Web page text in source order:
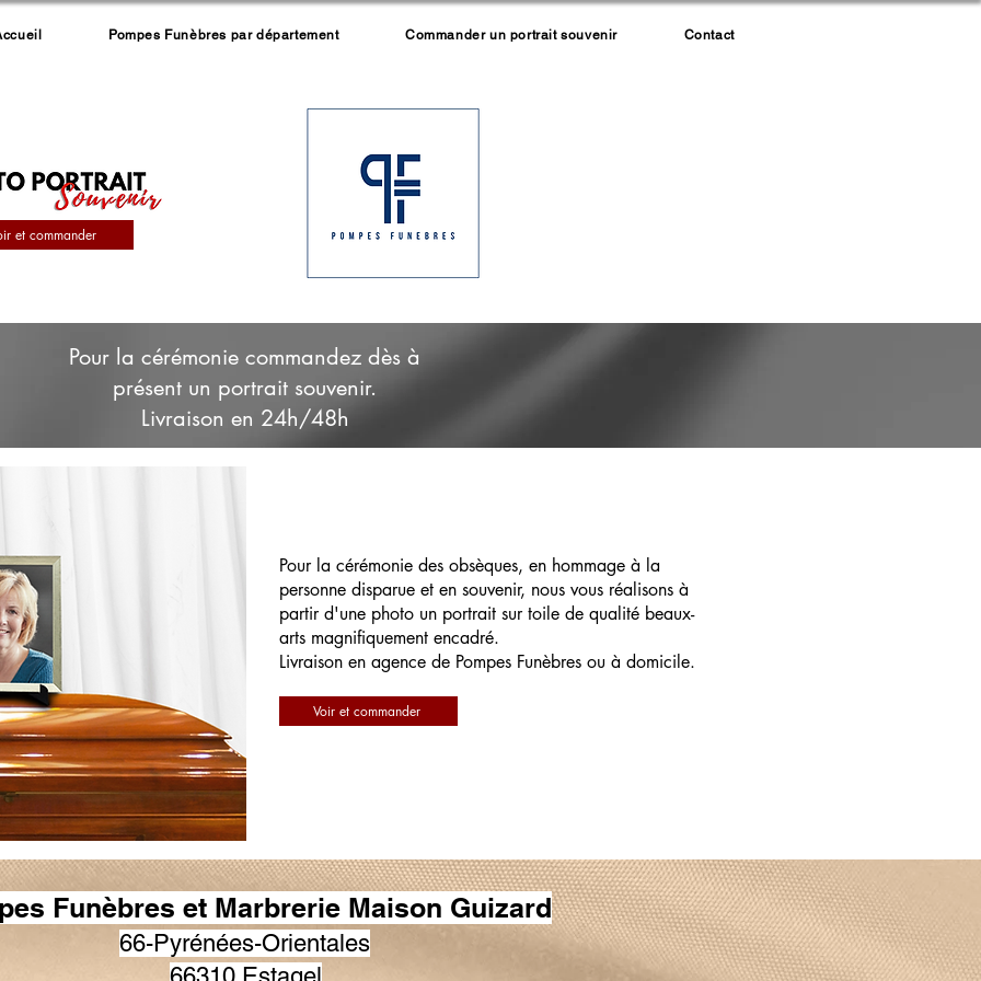
Pompes Funèbres par département Commander un portrait souvenir Contact
et commander
Pour la cérémonie commandez dès à
présent un portrait souvenir.
Livraison en 24h/48h
Pour la cérémonie des obsèques, en hommage à la
personne disparue et en souvenir, nous vous réalisons à
partir d'une photo un portrait sur toile de qualité beaux-
arts magnifiquement encadré.
Livraison en agence de Pompes Funèbres ou à domicile.
Voir et commander
Funèbres et Marbrerie Maison Guizard
66-Pyrénées-Orientales